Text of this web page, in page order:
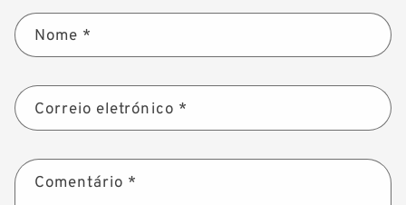
Nome *
Correio eletrónico *
Comentário *